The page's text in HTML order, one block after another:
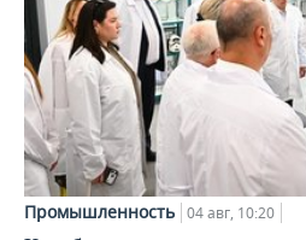
Промышленность 04 авг, 10:20